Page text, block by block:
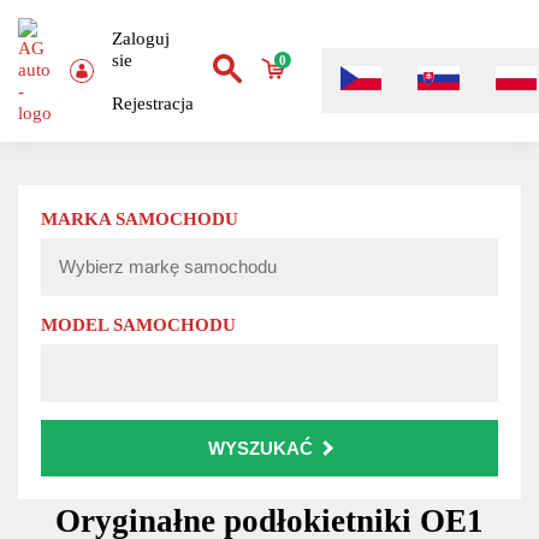
Zaloguj
sie
Rejestracja
0
MARKA SAMOCHODU
MODEL SAMOCHODU
WYSZUKAĆ
Oryginałne podłokietniki OE1